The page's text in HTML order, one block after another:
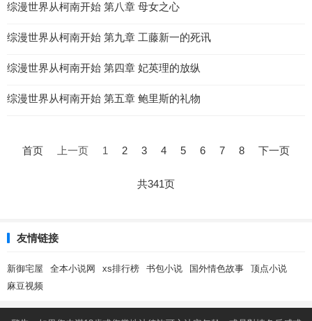
综漫世界从柯南开始 第八章 母女之心
综漫世界从柯南开始 第九章 工藤新一的死讯
综漫世界从柯南开始 第四章 妃英理的放纵
综漫世界从柯南开始 第五章 鲍里斯的礼物
首页 上一页 1 2 3 4 5 6 7 8 下一页
共341页
友情链接
新御宅屋 全本小说网 xs排行榜 书包小说 国外情色故事
顶点小说
麻豆视频